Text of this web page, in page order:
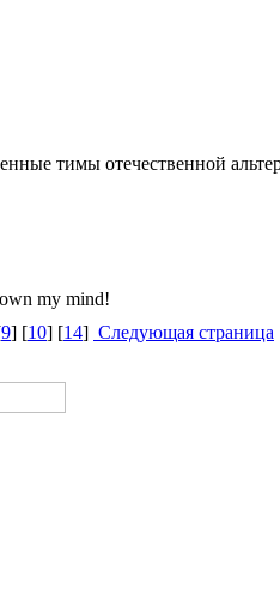
тимы отечественной
my mind!
9] [10] [14] Следующая страница